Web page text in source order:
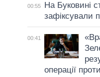
00:55
На Буковині
зафіксували
00:41
операції